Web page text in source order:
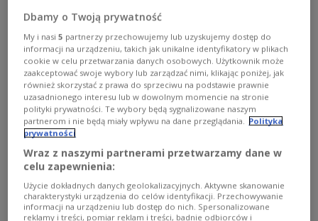
przypominamy najczęstsze zagrożenia, oraz
przedstawiamy nowe triki cyberprzestępców. Gościem
Anny Grabowskiej był Łukasz Salwarowski, prezes
Stowarzyszenia MANKO.
Zobacz więcej na temat:senior seniorzy
Anna Grabowska
Kościół
Dbamy o Twoją prywatność
My i nasi5 partnerzy przechowujemy lub uzyskujemy dostęp do
informacji na urządzeniu, takich jak unikalne identyfikatory w plikach
cookie w celu przetwarzania danych osobowych. Użytkownik może
zaakceptować swoje wybory lub zarządzać nimi, klikając poniżej, jak
również skorzystać z prawa do sprzeciwu na podstawie prawnie
uzasadnionego interesu lub w dowolnym momencie na stronie
polityki prywatności. Te wybory będą sygnalizowane naszym
partnerom i nie będą miały wpływu na dane przeglądania. Polityka
prywatności
Wraz z naszymi partnerami przetwarzamy dane w
celu zapewnienia:
Użycie dokładnych danych geolokalizacyjnych. Aktywne skanowanie
charakterystyki urządzenia do celów identyfikacji. Przechowywanie
informacji na urządzeniu lub dostęp do nich. Spersonalizowane
reklamy i treści, pomiar reklam i treści, badnie odbiorców i